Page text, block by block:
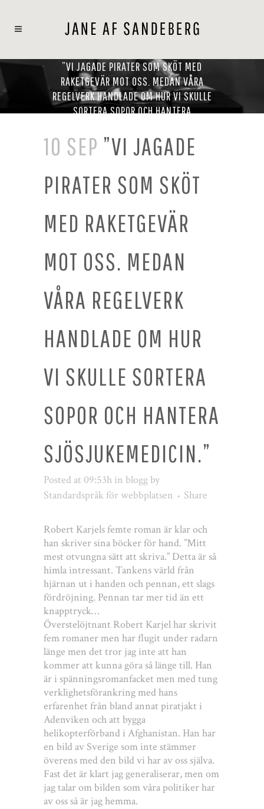
”VI JAGADE PIRATER SOM SKÖT MED
RAKETGEVÄR MOT OSS. MEDAN VÅRA
REGELVERK HANDLADE OM HUR VI SKULLE
SORTERA SOPOR OCH HANTERA
10 SEP ”VI JAGADE
PIRATER SOM SKÖT
MED RAKETGEVÄR
MOT OSS. MEDAN
VÅRA REGELVERK
HANDLADE OM HUR
VI SKULLE SORTERA
SOPOR OCH HANTERA
SJÖSJUKEMEDICIN.”
Posted at 09:53h in bloggby
Standardspråk för webbplatsen
Share
Robert Karjels femte roman är klar och
han skriver sina böcker för hand. ”Mitt
mest otvungna sätt att skriva.” Detta är så
himla intressant. Tankens värld från
hjärnan ut i handen och pennan, ett slags
fördröjning. Pennan tar mer tid än ett
knapptryck…
Överstelöjtnant Robert Karjel har skrivit
fem romaner men har flugit under radarn
länge men det tror jag inte att han
kommer att kunna göra så länge till. Han
är i spänningsromanfacket men med tung
verklighetsförankring med hans
erfarenhet från bland annat piratjakt i
Adenviken och att bygga
helikopterförband i Afghanistan. Han har
en bild av Sverige som inte stämmer
överens med den bild vi har av oss själva.
Fast det är klart jag generaliserar, men om
jag talar om bilden som våra politiker har
av oss så är jag hemma.